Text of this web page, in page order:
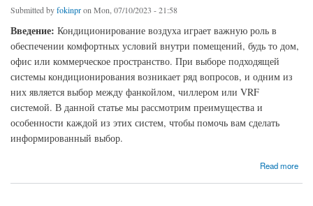
Submitted byfokinpron Mon, 07/10/2023 - 21:58
Введение: Кондиционирование воздуха играет важную роль в
обеспечении комфортных условий внутри помещений, будь то дом,
офис или коммерческое пространство. При выборе подходящей
системы кондиционирования возникает ряд вопросов, и одним из
них является выбор между фанкойлом, чиллером или VRF
системой. В данной статье мы рассмотрим преимущества и
особенности каждой из этих систем, чтобы помочь вам сделать
информированный выбор.
Read more
about Исследование вариантов кондиционирования: Почему стоит рассмотреть